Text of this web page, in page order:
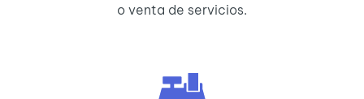
o venta de servicios.